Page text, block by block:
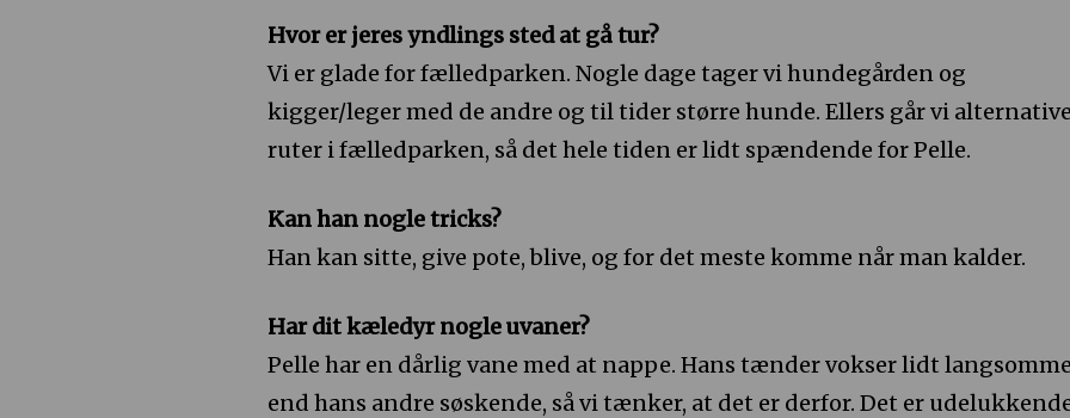
Hvor er jeres yndlings sted at gå tur?
Vi er glade for fælledparken. Nogle dage tager vi hundegården og
kigger/leger med de andre og til tider større hunde. Ellers går vi
ruter i fælledparken, så det hele tiden er lidt spændende for Pelle.
Kan han nogle tricks?
Han kan sitte, give pote, blive, og for det meste komme når man kalder.
Har dit kæledyr nogle uvaner?
Pelle har en dårlig vane med at nappe. Hans tænder vokser lidt
end hans andre søskende, så vi tænker, at det er derfor. Det er